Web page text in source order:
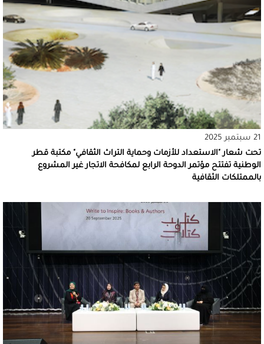
21 سبتمبر 2025
تحت شعار "الاستعداد للأزمات وحماية التراث الثقافي" مكتبة قطر
الوطنية تفتتح مؤتمر الدوحة الرابع لمكافحة الاتجار غير المشروع
بالممتلكات الثقافية